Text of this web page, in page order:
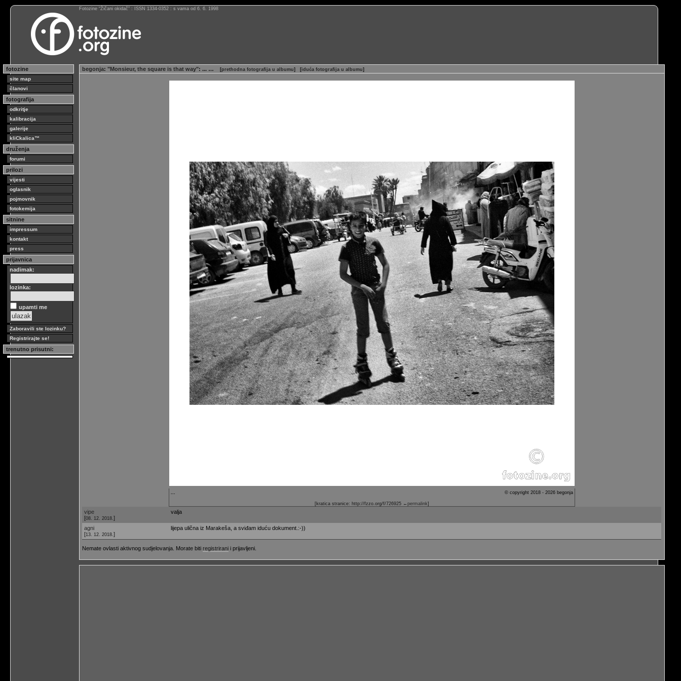
Fotozine “Žičani okidač” : ISSN 1334-0352 : s vama od 6. 6. 1998
fotozine
site map
članovi
fotografija
odkritje
kalibracija
galerije
kliCkalica™
druženja
forumi
prilozi
vijesti
oglasnik
pojmovnik
fotokemija
sitnine
impressum
kontakt
press
prijavnica
nadimak:
lozinka:
upamti me
Zaboravili ste lozinku?
Registrirajte se!
trenutno prisutni:
begonja: "Monsieur, the square is that way": ... … [prethodna fotografija u albumu] [iduća fotografija u albumu]
© copyright 2018 - 2026 begonja
...
[kratica stranice: http://fzzo.org/f/726925 ←permalink]
vipe
[08. 12. 2018. ]
valja
agni
[13. 12. 2018. ]
lijepa ulična iz Marakeša, a sviđam iduću dokument.:-))
Nemate ovlasti aktivnog sudjelovanja. Morate biti registrirani i prijavljeni.